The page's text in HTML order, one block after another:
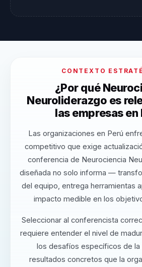
CONTEXTO
¿Por qué
Neuroliderazgo es
las empresas en
Las organizaciones en Perú
competitivo que exige
conferencia de Neurociencia
diseñada no solo informa —
del equipo, entrega herramientas
impacto medible en los
Seleccionar al conferencista
requiere entender el nivel de
los desafíos específicos de la
resultados concretos que la